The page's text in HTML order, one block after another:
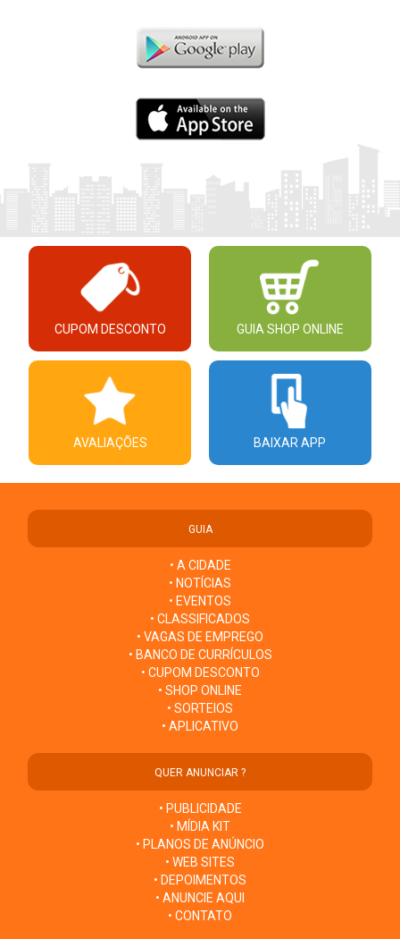
CUPOM DESCONTO GUIA SHOP ONLINE
AVALIAÇÕES BAIXAR APP
GUIA
• A CIDADE
• NOTÍCIAS
• EVENTOS
• CLASSIFICADOS
• VAGAS DE EMPREGO
• BANCO DE CURRÍCULOS
• CUPOM DESCONTO
• SHOP ONLINE
• SORTEIOS
• APLICATIVO
QUER ANUNCIAR ?
• PUBLICIDADE
• MÍDIA KIT
• PLANOS DE ANÚNCIO
• WEB SITES
• DEPOIMENTOS
• ANUNCIE AQUI
• CONTATO